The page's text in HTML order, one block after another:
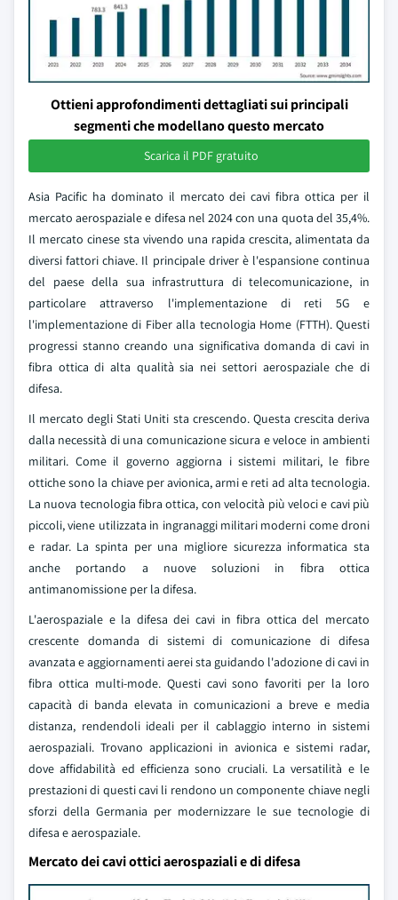
Ottieni approfondimenti dettagliati sui principali
segmenti che modellano questo mercato
Scarica il PDF gratuito
Asia Pacific ha dominato il mercato dei cavi fibra ottica per il
mercato aerospaziale e difesa nel 2024 con una quota del 35,4%.
Il mercato cinese sta vivendo una rapida crescita, alimentata da
diversi fattori chiave. Il principale driver è l'espansione continua
del paese della sua infrastruttura di telecomunicazione, in
particolare attraverso l'implementazione di reti 5G e
l'implementazione di Fiber alla tecnologia Home (FTTH). Questi
progressi stanno creando una significativa domanda di cavi in
fibra ottica di alta qualità sia nei settori aerospaziale che di
difesa.
Il mercato degli Stati Uniti sta crescendo. Questa crescita deriva
dalla necessità di una comunicazione sicura e veloce in ambienti
militari. Come il governo aggiorna i sistemi militari, le fibre
ottiche sono la chiave per avionica, armi e reti ad alta tecnologia.
La nuova tecnologia fibra ottica, con velocità più veloci e cavi più
piccoli, viene utilizzata in ingranaggi militari moderni come droni
e radar. La spinta per una migliore sicurezza informatica sta
anche portando a nuove soluzioni in fibra ottica
antimanomissione per la difesa.
L'aerospaziale e la difesa dei cavi in fibra ottica del mercato
crescente domanda di sistemi di comunicazione di difesa
avanzata e aggiornamenti aerei sta guidando l'adozione di cavi in
fibra ottica multi-mode. Questi cavi sono favoriti per la loro
capacità di banda elevata in comunicazioni a breve e media
distanza, rendendoli ideali per il cablaggio interno in sistemi
aerospaziali. Trovano applicazioni in avionica e sistemi radar,
dove affidabilità ed efficienza sono cruciali. La versatilità e le
prestazioni di questi cavi li rendono un componente chiave negli
sforzi della Germania per modernizzare le sue tecnologie di
difesa e aerospaziale.
Mercato dei cavi ottici aerospaziali e di difesa